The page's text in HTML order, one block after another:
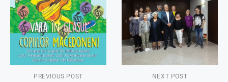
PREVIOUS POST NEXT POST